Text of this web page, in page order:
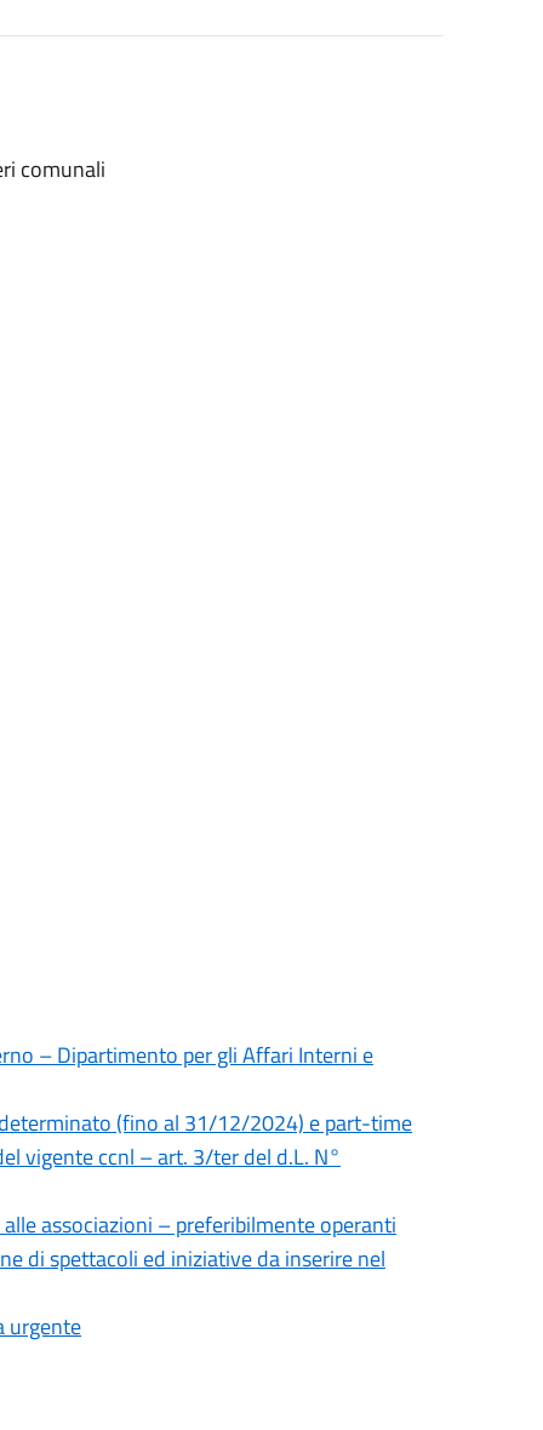
comunali
– Dipartimento per gli Affari Interni e
(fino al 31/12/2024) e part-time
vigente ccnl – art. 3/ter del d.L. N°
associazioni – preferibilmente operanti
di spettacoli ed iniziative da inserire nel
urgente